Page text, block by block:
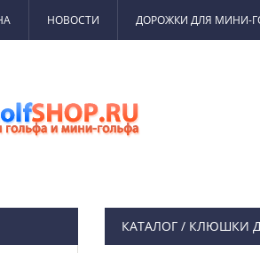
НОВОСТИ ДОРОЖКИ ДЛЯ МИНИ-
КАТАЛОГ/ КЛЮШКИ